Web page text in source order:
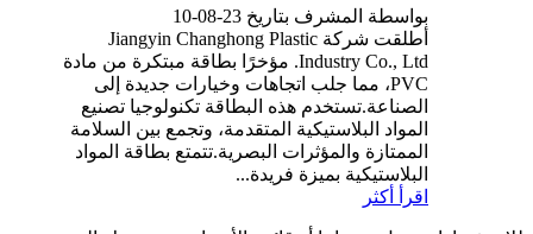
بواسطة المشرف بتاريخ 23-08-10
أطلقت شركة Jiangyin Changhong Plastic
Industry Co., Ltd. مؤخرًا بطاقة مبتكرة من مادة
PVC، مما جلب اتجاهات وخيارات جديدة إلى
الصناعة.تستخدم هذه البطاقة تكنولوجيا تصنيع
المواد البلاستيكية المتقدمة، وتجمع بين السلامة
الممتازة والمؤثرات البصرية.تتمتع بطاقة المواد
البلاستيكية بميزة فريدة...
اقرأ أكثر